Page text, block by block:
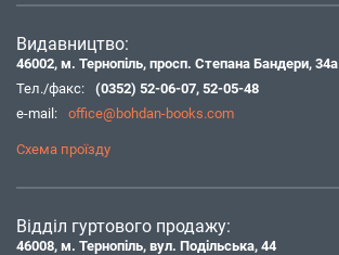
Видавництво:
46002, м. Тернопіль, просп. Степана Бандери, 34а
Тел./факс:
(0352) 52-06-07, 52-05-48
e-mail:
office@bohdan-books.com
Схема проїзду
Відділ гуртового продажу:
46008, м. Тернопіль, вул. Подільська, 44